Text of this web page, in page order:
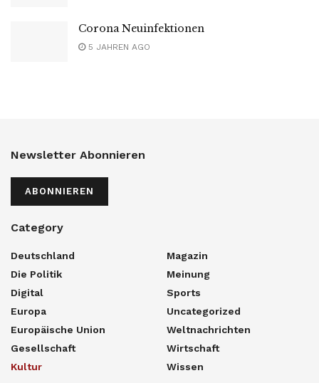
Corona Neuinfektionen
5 JAHREN AGO
Newsletter Abonnieren
ABONNIEREN
Category
Deutschland
Die Politik
Digital
Europa
Europäische Union
Gesellschaft
Kultur
Magazin
Meinung
Sports
Uncategorized
Weltnachrichten
Wirtschaft
Wissen